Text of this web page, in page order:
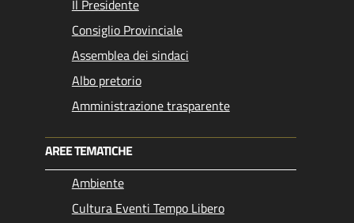
Il Presidente
Consiglio Provinciale
Assemblea dei sindaci
Albo pretorio
Amministrazione trasparente
AREE TEMATICHE
Ambiente
Cultura Eventi Tempo Libero